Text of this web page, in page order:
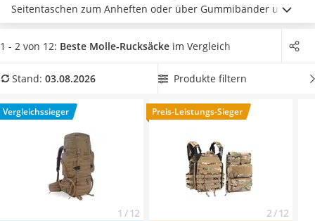
Klimmzugstation
Koffer
Nachtsichtgerät
Handgepäck-Koffer
Wanderschuhe Herren
Sicherheitsweste Reiten
Seitentaschen zum Anheften oder über Gummibänder und
Clips.Faltbare Trekkingstöckekönnen Sie beispielsweise
schnell und komfortabel außen anbringen. Wählen Sie jetzt
anpassbares Volumen hat
. So können Sie per Reißverschluss
heißt es in diversen Tests im Internet. Überzeugt hat uns hier
im August 2026 besonders das ModellTasmanian Tiger TT
Raid Pack MKIII* mit seinen Eigenschaften.
1 - 2 von 12: Beste Molle-Rucksäcke im Vergleich
Stand: 03.08.2026 Produkte filtern
Vergleichssieger
1 / 12
Preis-Leistungs-Sieger
2 / 12